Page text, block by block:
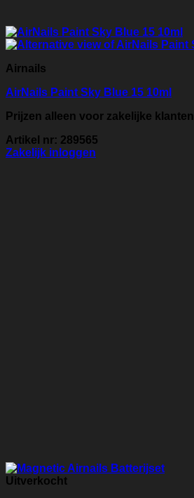
Airnails
AirNails Paint Sky Blue 15 10ml
Prijzen alleen voor zakelijke klanten
Artikel nr: 289565
Zakelijk inloggen
Uitverkocht